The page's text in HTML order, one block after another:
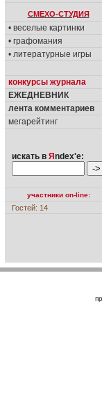
СМЕХО-СТУДИЯ
• веселые картинки
• графомания
• литературные игры
конкурсы журнала
ЕЖЕДНЕВНИК
лента комментариев
мегарейтинг
искать в Я ndex'е:
участники on-line:
Гостей: 14